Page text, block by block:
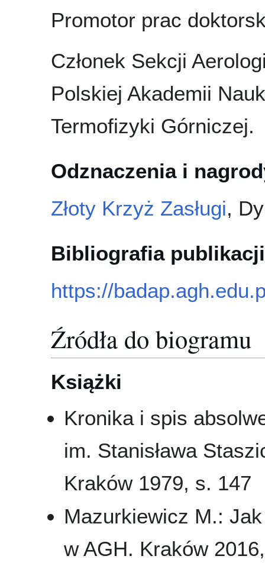
Promotor prac
Członek Sekcji
Polskiej Akademii
Termofizyki Górniczej.
Odznaczenia i
Złoty Krzyż Zasługi,
Bibliografia publikacji
https://
Źródła do biogramu
Książki
Kronika i spis
im. Stanisława
Kraków 1979, s. 147
Mazurkiewicz M.:
w AGH. Kraków